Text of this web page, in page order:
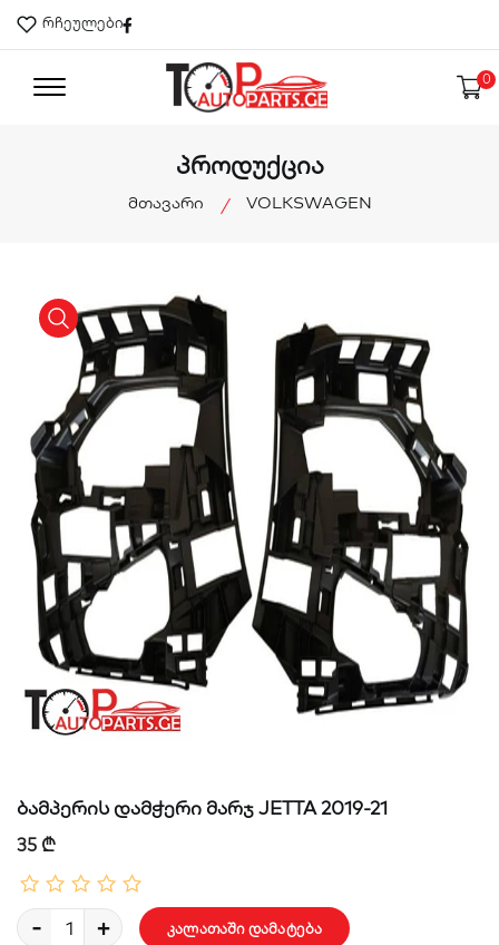
რჩეულები
0
პროდუქცია
მთავარი VOLKSWAGEN
product view
ბამპერის დამჭერი მარჯ JETTA 2019-21
35 ₾
- + კალათაში დამატება